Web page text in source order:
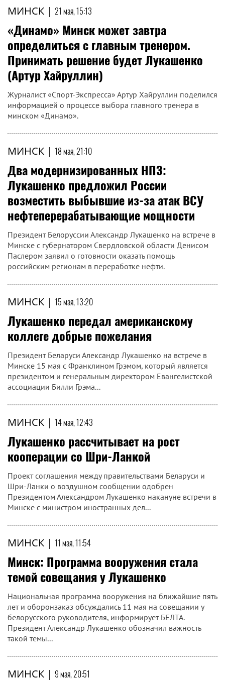
МИНСК | 21 мая, 15:13
«Динамо» Минск может завтра
определиться с главным тренером.
Принимать решение будет Лукашенко
(Артур Хайруллин)
Журналист «Спорт-Экспресса» Артур Хайруллин поделился
информацией о процессе выбора главного тренера в
минском «Динамо».
МИНСК | 18 мая, 21:10
Два модернизированных НПЗ:
Лукашенко предложил России
возместить выбывшие из-за атак ВСУ
нефтеперерабатывающие мощности
Президент Белоруссии Александр Лукашенко на встрече в
Минске с губернатором Свердловской области Денисом
Паслером заявил о готовности оказать помощь
российским регионам в переработке нефти.
МИНСК | 15 мая, 13:20
Лукашенко передал американскому
коллеге добрые пожелания
Президент Беларуси Александр Лукашенко на встрече в
Минске 15 мая с Франклином Грэмом, который является
президентом и генеральным директором Евангелистской
ассоциации Билли Грэма...
МИНСК | 14 мая, 12:43
Лукашенко рассчитывает на рост
кооперации со Шри-Ланкой
Проект соглашения между правительствами Беларуси и
Шри-Ланки о воздушном сообщении одобрен
Президентом Александром Лукашенко накануне встречи в
Минске с министром иностранных дел...
МИНСК | 11 мая, 11:54
Минск: Программа вооружения стала
темой совещания у Лукашенко
Национальная программа вооружения на ближайшие пять
лет и оборонзаказ обсуждались 11 мая на совещании у
белорусского руководителя, информирует БЕЛТА.
Президент Александр Лукашенко обозначил важность
такой темы...
МИНСК | 9 мая, 20:51